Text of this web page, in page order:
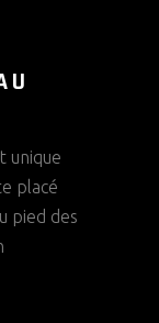
unique
placé
pied des